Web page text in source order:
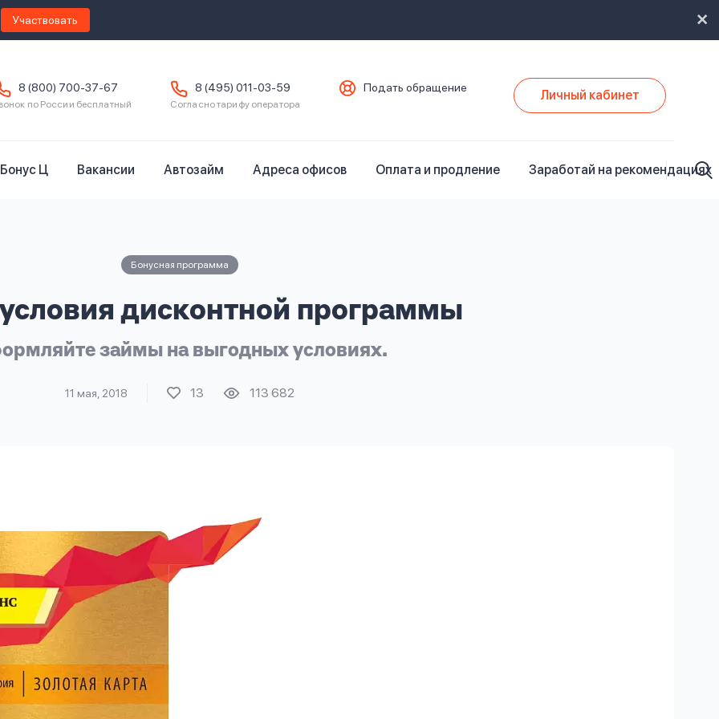
Участвовать
8 (800) 700-37-67
по России бесплатный
8 (495) 011-03-59
Согласно тарифу оператора
Подать обращение Личный кабинет
Бонус Ц Вакансии Автозайм Адреса офисов Оплата и продление Заработай на рекомендациях
Бонусная программа
дисконтной программы
займы на выгодных условиях.
11 мая, 2018 13 113 682